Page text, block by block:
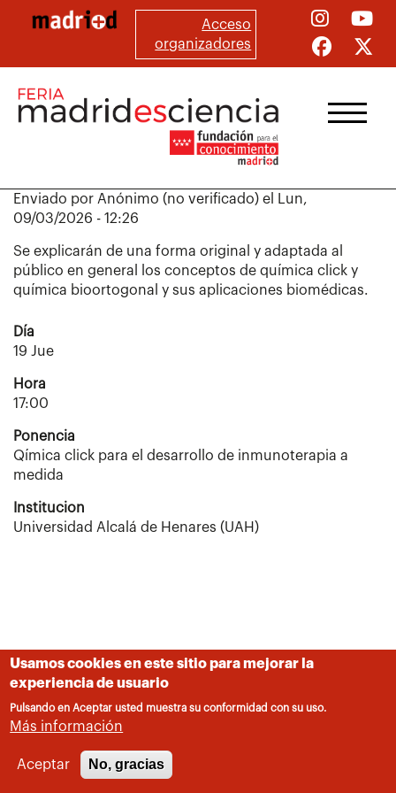
principal
Acceso
organizadores
Enviado por Anónimo (no verificado) el
Lun,
09/03/2026 - 12:26
Se explicarán de una forma original y adaptada al
público en general los conceptos de química click y
química bioortogonal y sus aplicaciones biomédicas.
Día
19 Jue
Hora
17:00
Ponencia
Qímica click para el desarrollo de inmunoterapia a
medida
Institucion
Universidad Alcalá de Henares (UAH)
Usamos cookies en este sitio para mejorar la
experiencia de usuario
Pulsando en Aceptar usted muestra su conformidad con su uso.
Más información
Aceptar No, gracias